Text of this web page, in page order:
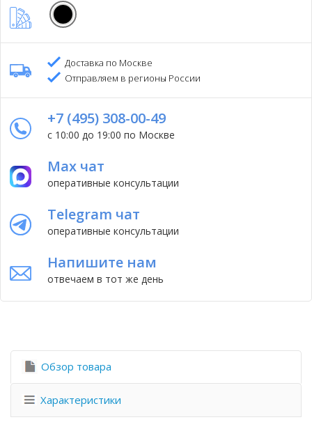
Доставка по Москве
Отправляем в регионы России
+7 (495) 308-00-49
с 10:00 до 19:00 по Москве
Max чат
оперативные консультации
Telegram чат
оперативные консультации
Напишите нам
отвечаем в тот же день
Обзор товара
Характеристики